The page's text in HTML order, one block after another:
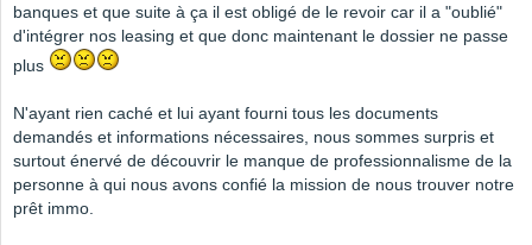
banques et que suite à ça il est obligé de le revoir car il a "oublié"
d'intégrer nos leasing et que donc maintenant le dossier ne passe
plus
N'ayant rien caché et lui ayant fourni tous les documents
demandés et informations nécessaires, nous sommes surpris et
surtout énervé de découvrir le manque de professionnalisme de la
personne à qui nous avons confié la mission de nous trouver notre
prêt immo.